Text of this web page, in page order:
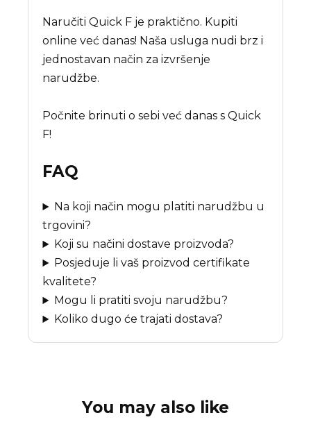
Naručiti Quick F je praktično. Kupiti
online već danas! Naša usluga nudi brz i
jednostavan način za izvršenje
narudžbe.
Počnite brinuti o sebi već danas s Quick
F!
FAQ
Na koji način mogu platiti narudžbu u
trgovini?
Koji su načini dostave proizvoda?
Posjeduje li vaš proizvod certifikate
kvalitete?
Mogu li pratiti svoju narudžbu?
Koliko dugo će trajati dostava?
You may also like